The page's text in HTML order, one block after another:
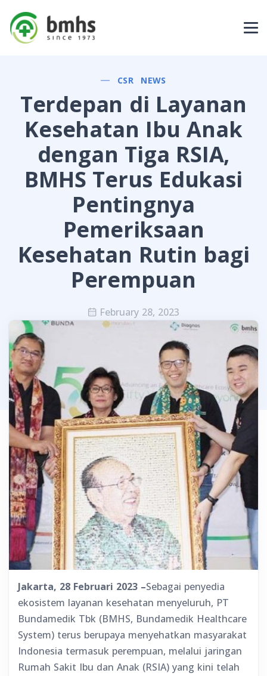
CSR NEWS
Terdepan di Layanan
Kesehatan Ibu Anak
dengan Tiga RSIA,
BMHS Terus Edukasi
Pentingnya
Pemeriksaan
Kesehatan Rutin bagi
Perempuan
February 28, 2023
Jakarta, 28 Februari 2023 –Sebagai penyedia
ekosistem layanan kesehatan menyeluruh, PT
Bundamedik Tbk (BMHS, Bundamedik Healthcare
System) terus berupaya menyehatkan masyarakat
Indonesia termasuk perempuan, melalui jaringan
Rumah Sakit Ibu dan Anak (RSIA) yang kini telah